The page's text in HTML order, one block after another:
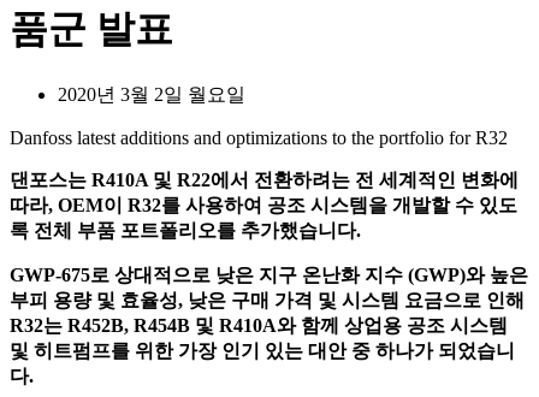
품군 발표
2020년 3월 2일 월요일
Danfoss latest additions and optimizations to the portfolio for R32
댄포스는 R410A 및 R22에서 전환하려는 전 세계적인 변화에
따라, OEM이 R32를 사용하여 공조 시스템을 개발할 수 있도
록 전체 부품 포트폴리오를 추가했습니다.
GWP-675로 상대적으로 낮은 지구 온난화 지수 (GWP)와 높은
부피 용량 및 효율성, 낮은 구매 가격 및 시스템 요금으로 인해
R32는 R452B, R454B 및 R410A와 함께 상업용 공조 시스템
및 히트펌프를 위한 가장 인기 있는 대안 중 하나가 되었습니
다.